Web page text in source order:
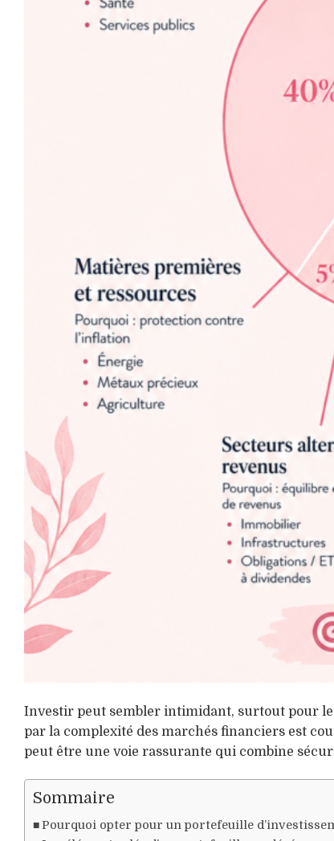
Investir peut sembler intimidant, surtout pour
par la complexité des marchés financiers est
peut être une voie rassurante qui combine
Sommaire
Pourquoi opter pour un portefeuille